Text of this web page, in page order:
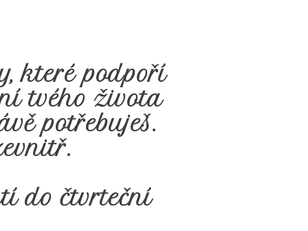
které podpoří
tvého života
potřebuješ.
do čtvrteční